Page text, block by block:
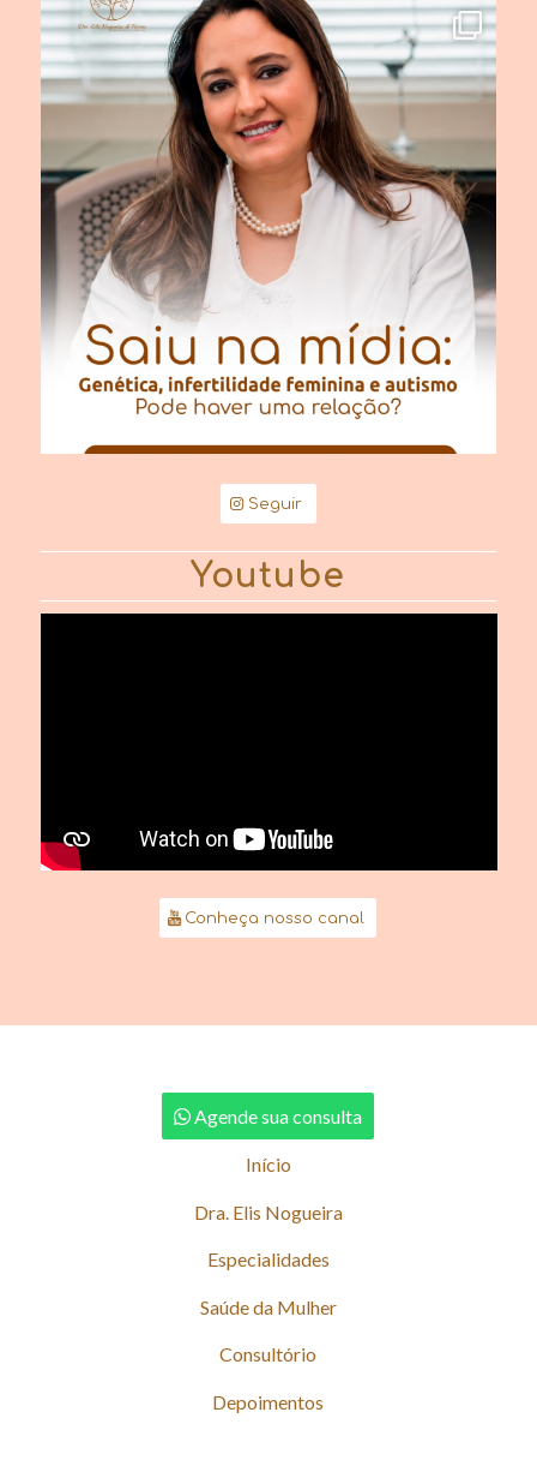
Seguir
Youtube
Conheça nosso canal
Agende sua consulta
Início
Dra. Elis Nogueira
Especialidades
Saúde da Mulher
Consultório
Depoimentos